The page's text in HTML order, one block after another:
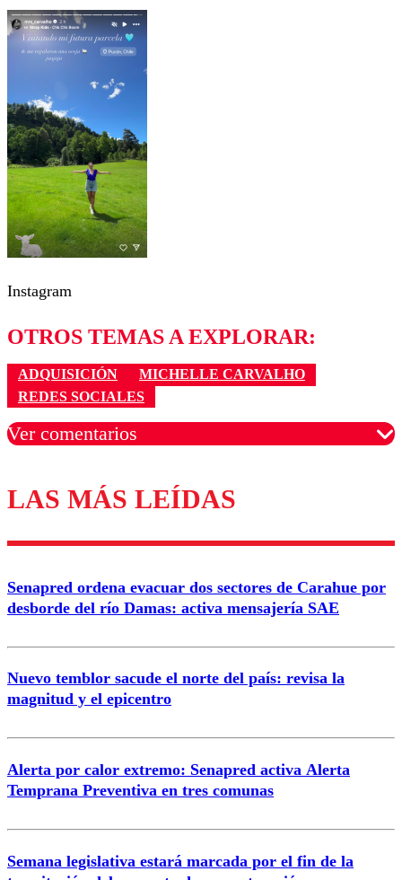
Instagram
OTROS TEMAS A EXPLORAR:
ADQUISICIÓN
MICHELLE CARVALHO
REDES SOCIALES
Ver comentarios
Los comentarios son moderados para garantizar un
diálogo respetuoso.
Correo
LAS MÁS LEÍDAS
Senapred ordena evacuar dos sectores de Carahue por
desborde del río Damas: activa mensajería SAE
Nuevo temblor sacude el norte del país: revisa la
magnitud y el epicentro
Alerta por calor extremo: Senapred activa Alerta
Temprana Preventiva en tres comunas
Semana legislativa estará marcada por el fin de la